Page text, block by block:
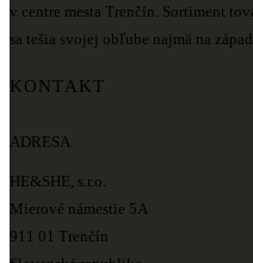
v centre mesta Trenčín. Sortiment
sa tešia svojej obľube najmä na
KONTAKT
ADRESA
HE&SHE, s.r.o.
Mierové námestie 5A
911 01 Trenčín